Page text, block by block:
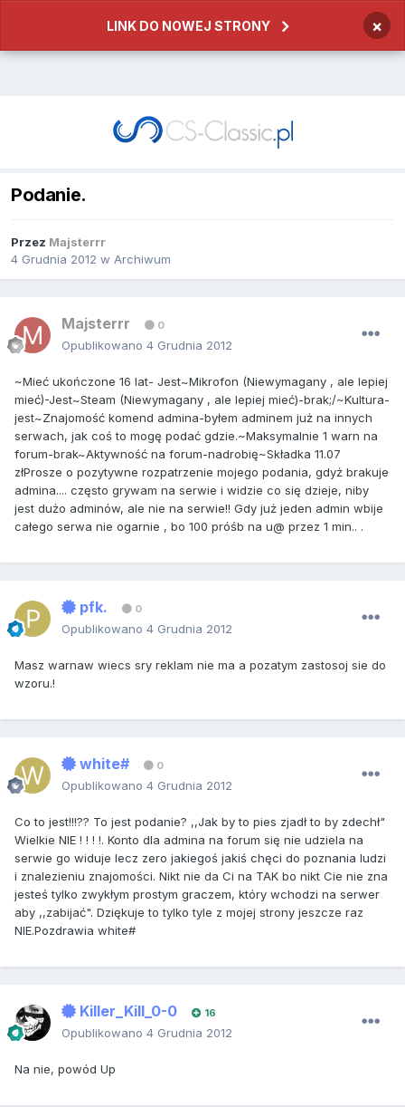
LINK DO NOWEJ STRONY ×
Podanie.
Przez Majsterrr
4 Grudnia 2012 w Archiwum
Majsterrr 0
Opublikowano 4 Grudnia 2012
~Mieć ukończone 16 lat- Jest~Mikrofon (Niewymagany , ale lepiej
mieć)-Jest~Steam (Niewymagany , ale lepiej mieć)-brak;/~Kultura-
jest~Znajomość komend admina-byłem adminem już na innych
serwach, jak coś to mogę podać gdzie.~Maksymalnie 1 warn na
forum-brak~Aktywność na forum-nadrobię~Składka 11.07
złProsze o pozytywne rozpatrzenie mojego podania, gdyż brakuje
admina.... często grywam na serwie i widzie co się dzieje, niby
jest dużo adminów, ale nie na serwie!! Gdy już jeden admin wbije
całego serwa nie ogarnie , bo 100 próśb na u@ przez 1 min.. .
pfk. 0
Opublikowano 4 Grudnia 2012
Masz warnaw wiecs sry reklam nie ma a pozatym zastosoj sie do
wzoru.!
white# 0
Opublikowano 4 Grudnia 2012
Co to jest!!!?? To jest podanie? ,,Jak by to pies zjadł to by zdechł"
Wielkie NIE ! ! ! !. Konto dla admina na forum się nie udziela na
serwie go widuje lecz zero jakiegoś jakiś chęci do poznania ludzi
i znalezieniu znajomości. Nikt nie da Ci na TAK bo nikt Cie nie zna
jesteś tylko zwykłym prostym graczem, który wchodzi na serwer
aby ,,zabijać". Dziękuje to tylko tyle z mojej strony jeszcze raz
NIE.Pozdrawia white#
Killer_Kill_0-0 16
Opublikowano 4 Grudnia 2012
Na nie, powód Up